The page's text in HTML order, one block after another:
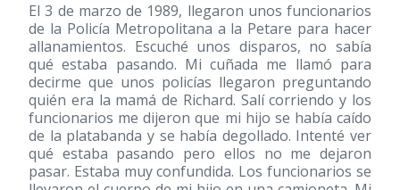
El 3 de marzo de 1989, llegaron unos funcionarios
de la Policía Metropolitana a la Petare para hacer
allanamientos. Escuché unos disparos, no sabía
qué estaba pasando. Mi cuñada me llamó para
decirme que unos policías llegaron preguntando
quién era la mamá de Richard. Salí corriendo y los
funcionarios me dijeron que mi hijo se había caído
de la platabanda y se había degollado. Intenté ver
qué estaba pasando pero ellos no me dejaron
pasar. Estaba muy confundida. Los funcionarios se